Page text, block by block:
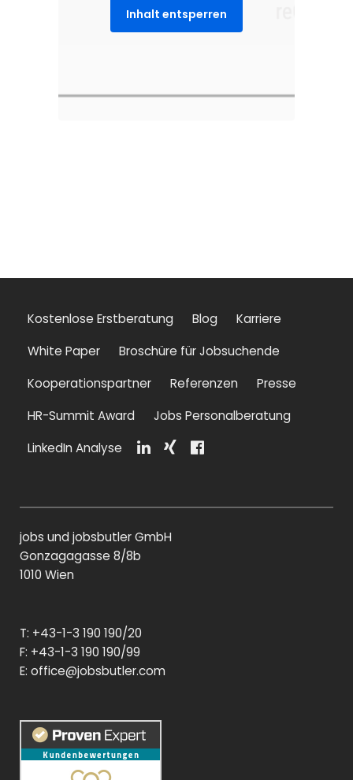
Inhalt entsperren
Kostenlose Erstberatung Blog
Karriere
White Paper
Broschüre für Jobsuchende
Kooperationspartner
Referenzen
Presse
HR-Summit Award
Jobs Personalberatung
LinkedIn Analyse
e
n
e
jobs und jobsbutler GmbH
Gonzagagasse 8/8b
1010 Wien
T: +43-1-3 190 190/20
F: +43-1-3 190 190/99
E: office@jobsbutler.com